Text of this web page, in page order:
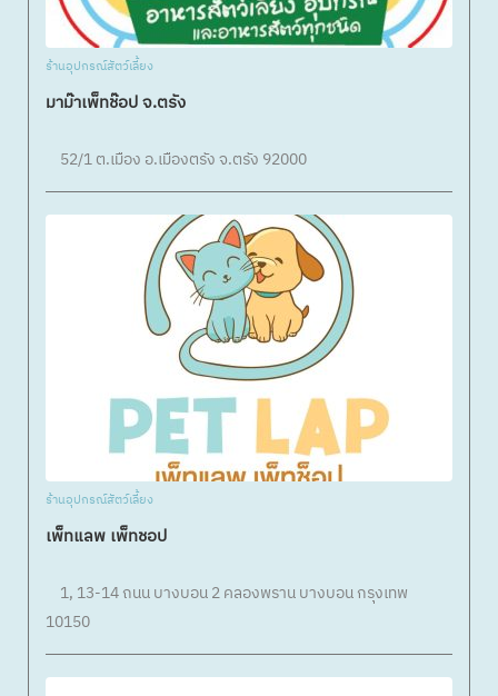
ร้านอุปกรณ์สัตว์เลี้ยง
มาม๊าเพ็ทช๊อป จ.ตรัง
52/1 ต.เมือง อ.เมืองตรัง จ.ตรัง 92000
ร้านอุปกรณ์สัตว์เลี้ยง
เพ็ทแลพ เพ็ทชอป
1, 13-14 ถนน บางบอน 2 คลองพราน บางบอน กรุงเทพ
10150